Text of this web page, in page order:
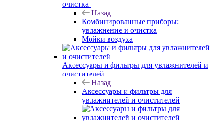
очистка
Назад
Комбинированные приборы:
увлажнение и очистка
Мойки воздуха
Аксессуары и фильтры для увлажнителей и
очистителей
Назад
Аксессуары и фильтры для
увлажнителей и очистителей